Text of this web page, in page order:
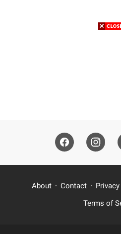
About Contact
Terms of